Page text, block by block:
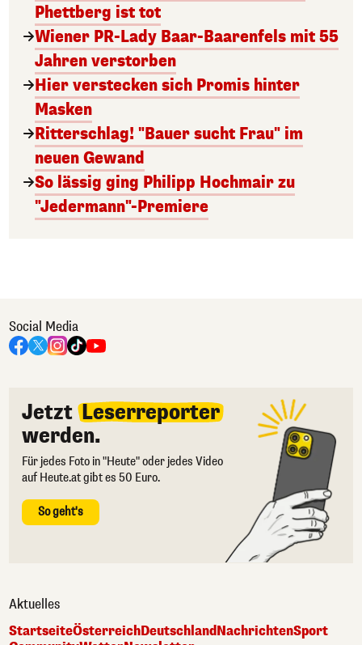
Phettberg ist tot
Wiener PR-Lady Baar-Baarenfels mit 55
Jahren verstorben
Hier verstecken sich Promis hinter
Masken
Ritterschlag! "Bauer sucht Frau" im
neuen Gewand
So lässig ging Philipp Hochmair zu
"Jedermann"-Premiere
Social Media
Jetzt Leserreporter
werden.
Für jedes Foto in "Heute" oder jedes Video
auf Heute.at gibt es 50 Euro.
So geht's
Aktuelles
StartseiteÖsterreichDeutschlandNachrichtenSport